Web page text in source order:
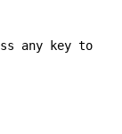
any key to